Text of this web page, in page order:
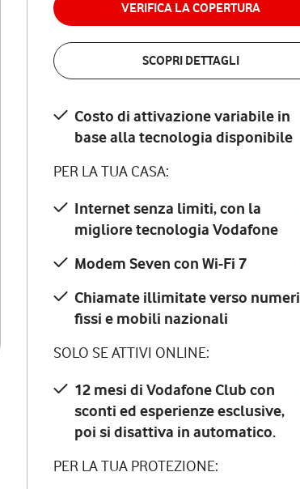
VERIFICA LA COPERTURA
SCOPRI DETTAGLI
Costo di attivazione variabile in
base alla tecnologia disponibile
PER LA TUA CASA:
Internet senza limiti, con la
migliore tecnologia Vodafone
Modem Seven con Wi-Fi 7
Chiamate illimitate verso numeri
fissi e mobili nazionali
SOLO SE ATTIVI ONLINE:
12 mesi di Vodafone Club con
sconti ed esperienze esclusive,
poi si disattiva in automatico.
PER LA TUA PROTEZIONE: